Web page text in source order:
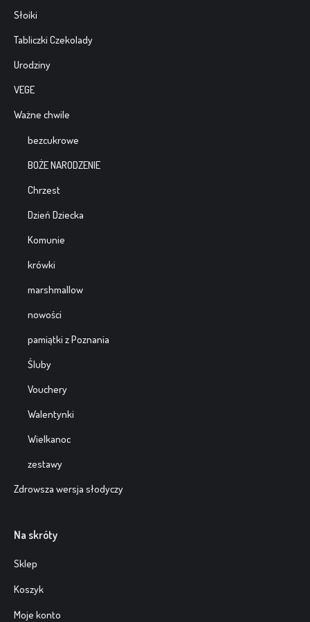
Słoiki
Tabliczki Czekolady
Urodziny
VEGE
Ważne chwile
bezcukrowe
BOŻE NARODZENIE
Chrzest
Dzień Dziecka
Komunie
krówki
marshmallow
nowości
pamiątki z Poznania
Śluby
Vouchery
Walentynki
Wielkanoc
zestawy
Zdrowsza wersja słodyczy
Na skróty
Sklep
Koszyk
Moje konto